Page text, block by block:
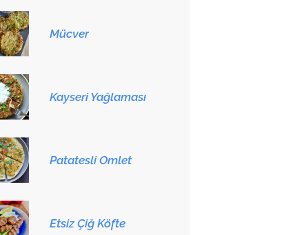
Mücver
Kayseri Yağlaması
Patatesli Omlet
Etsiz Çiğ Köfte